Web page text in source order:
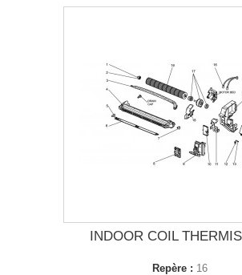
INDOOR COIL
Repère : 16